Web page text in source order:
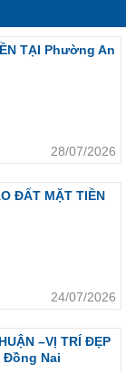
TẠI Phường An
28/07/2026
ĐẤT MẶT TIỀN
24/07/2026
–VỊ TRÍ ĐẸP
Đồng Nai